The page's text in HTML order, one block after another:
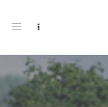
Toggle